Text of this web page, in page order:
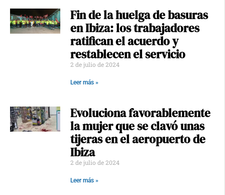
Fin de la huelga de basuras
en Ibiza: los trabajadores
ratifican el acuerdo y
restablecen el servicio
2 de julio de 2024
Leer más »
Evoluciona favorablemente
la mujer que se clavó unas
tijeras en el aeropuerto de
Ibiza
2 de julio de 2024
Leer más »